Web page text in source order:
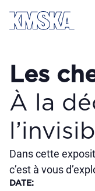
Passer au
Les
À la
Dans cette
c’est à vous
DATE: